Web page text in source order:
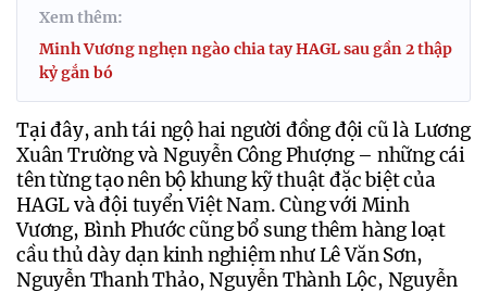
Xem thêm:
Minh Vương nghẹn ngào chia tay HAGL sau gần 2 thập
kỷ gắn bó
Tại đây, anh tái ngộ hai người đồng đội cũ là Lương
Xuân Trường và Nguyễn Công Phượng – những cái
tên từng tạo nên bộ khung kỹ thuật đặc biệt của
HAGL và đội tuyển Việt Nam. Cùng với Minh
Vương, Bình Phước cũng bổ sung thêm hàng loạt
cầu thủ dày dạn kinh nghiệm như Lê Văn Sơn,
Nguyễn Thanh Thảo, Nguyễn Thành Lộc, Nguyễn